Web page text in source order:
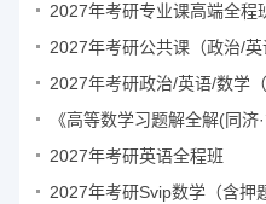
2027年考研专业课高端全程
2027年考研公共课（政治/英
2027年考研政治/英语/数学
《高等数学习题解全解(同济
2027年考研英语全程班
2027年考研Svip数学（含押